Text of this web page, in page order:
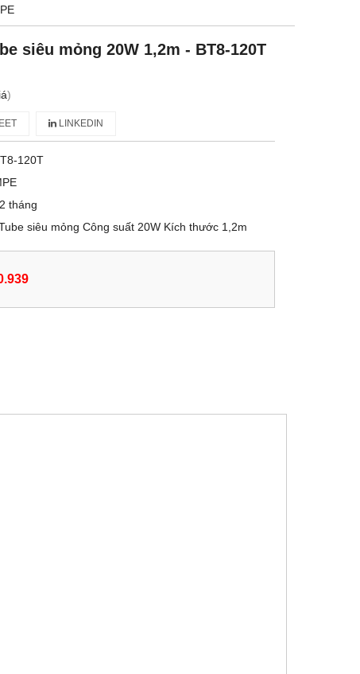
siêu mỏng 20W 1,2m - BT8-120T
)
LINKEDIN
120T
tháng
siêu mỏng Công suất 20W Kích thước 1,2m